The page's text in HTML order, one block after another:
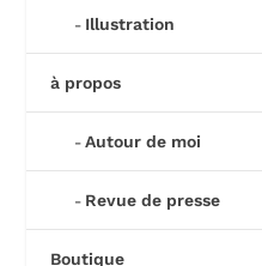
Illustration
à propos
Autour de moi
Revue de presse
Boutique